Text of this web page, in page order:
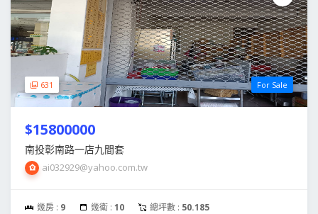
631 For Sale
$15800000
南投彰南路一店九間套
ai032929@yahoo.com.tw
幾房 : 9 幾衛 : 10 總坪數 : 50.185